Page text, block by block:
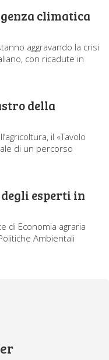
climatica
aggravando la crisi
con ricadute in
della
il «Tavolo
di un percorso
esperti in
di Economia agraria
Ambientali